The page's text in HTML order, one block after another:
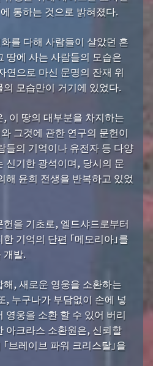
통하는 것으로 밝혀졌다.
를 다해 사람들이 살았던 흔
땅에 사는 사람들의 모습은
연으로 마신 문명의 잔재 위
모습만이 거기에 있었다.
이 땅의 대부분을 차지하는
와 그것에 관한 연구의 문헌이
들의 기억이나 유전자 등 다양
신기한 광석이며, 당시의 문
해 윤회 전생을 반복하고 있었
을 기초로, 엘드샤드로부터
기억의 단편 「메모리아」를
개발.
, 새로운 영웅을 소환하는
, 누구나가 부담없이 손에 넣
영웅을 소환 할 수 있어 버리
아크라스 소환원은, 신뢰할
브레이브 파워 크리스탈」을